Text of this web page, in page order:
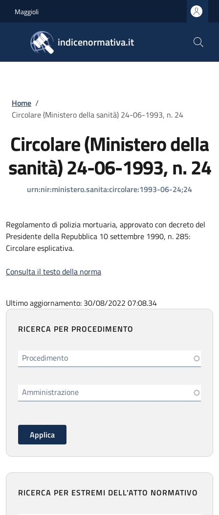
Maggioli
indicenormativa.it
Briciole di pane
Home /
Circolare (Ministero della sanità) 24-06-1993, n. 24
Circolare (Ministero della
sanità) 24-06-1993, n. 24
urn:nir:ministero.sanita:circolare:1993-06-24;24
Regolamento di polizia mortuaria, approvato con decreto del
Presidente della Repubblica 10 settembre 1990, n. 285:
Circolare esplicativa.
Consulta il testo della norma
Ultimo aggiornamento: 30/08/2022 07:08.34
RICERCA PER PROCEDIMENTO
Procedimento
Amministrazione
RICERCA PER ESTREMI DELL'ATTO NORMATIVO